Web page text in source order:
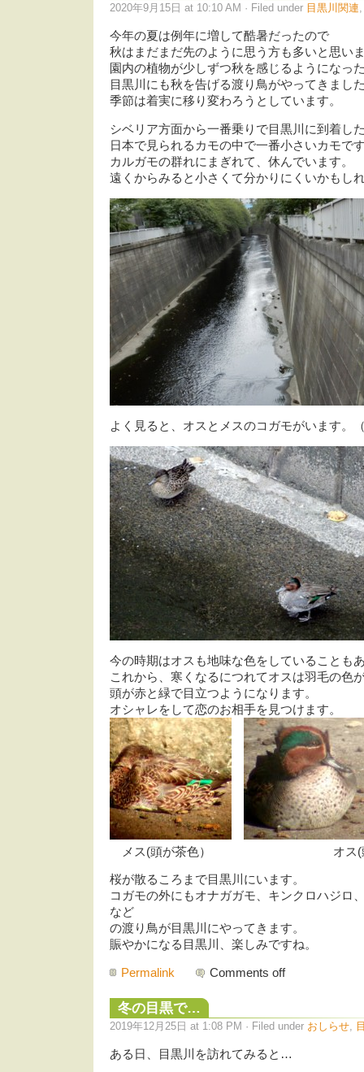
2020年9月15日 at 10:10 AM · Filed under 目黒川関連
今年の夏は例年に増して酷暑だったので
秋はまだまだ先のように思う方も多いと思い
園内の植物が少しずつ秋を感じるようになっ
目黒川にも秋を告げる渡り鳥がやってきまし
季節は着実に移り変わろうとしています。
シベリア方面から一番乗りで目黒川に到着し
日本で見られるカモの中で一番小さいカモで
カルガモの群れにまぎれて、休んでいます。
遠くからみると小さくて分かりにくいかもし
よく見ると、オスとメスのコガモがいます。
今の時期はオスも地味な色をしていることも
これから、寒くなるにつれてオスは羽毛の色
頭が赤と緑で目立つようになります。
オシャレをして恋のお相手を見つけます。
メス(頭が茶色） オス(頭が
桜が散るころまで目黒川にいます。
コガモの外にもオナガガモ、キンクロハジロ
など
の渡り鳥が目黒川にやってきます。
賑やかになる目黒川、楽しみですね。
Permalink Comments off
冬の目黒で…
2019年12月25日 at 1:08 PM · Filed under おしらせ,
ある日、目黒川を訪れてみると…